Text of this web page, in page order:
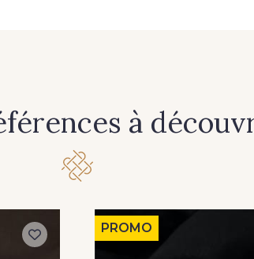
à
PROMO